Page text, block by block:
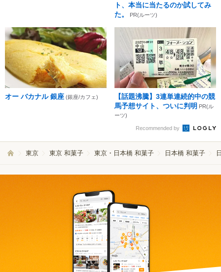
ト、本当に当たるのか試してみ
た。
PR(ルーツ)
オー バカナル 銀座 (銀座/カフェ)
【話題沸騰】3連単連続的中の競
馬予想サイト、ついに判明 PR(ル
ーツ)
Recommended by
東京 東京 和菓子 東京・日本橋 和菓子 日本橋 和菓子